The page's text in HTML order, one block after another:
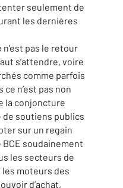
seulement de
les dernières
pas le retour
s’attendre, voire
comme parfois
n’est pas non
la conjoncture
de soutiens publics
sur un regain
BCE soudainement
les secteurs de
les moteurs des
d’achat,